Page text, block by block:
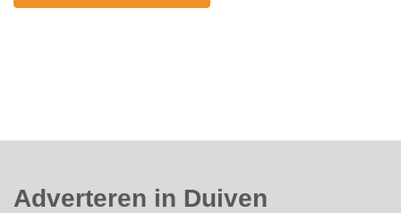
Adverteren in Duiven